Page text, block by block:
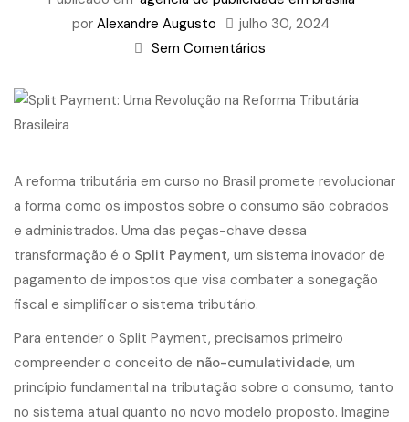
por Alexandre Augusto
julho 30, 2024
Sem Comentários
A reforma tributária em curso no Brasil promete revolucionar
a forma como os impostos sobre o consumo são cobrados
e administrados. Uma das peças-chave dessa
transformação é o Split Payment, um sistema inovador de
pagamento de impostos que visa combater a sonegação
fiscal e simplificar o sistema tributário.
Para entender o Split Payment, precisamos primeiro
compreender o conceito de não-cumulatividade, um
princípio fundamental na tributação sobre o consumo, tanto
no sistema atual quanto no novo modelo proposto. Imagine